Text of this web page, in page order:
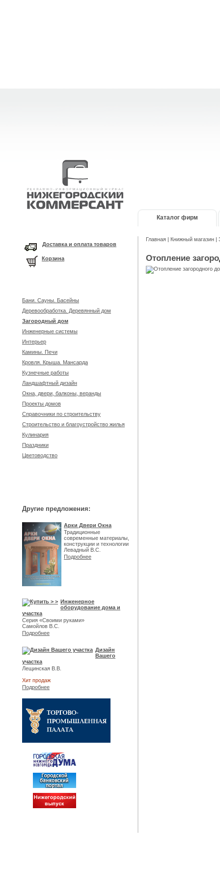
Каталог фирм
Доставка и оплата товаров
Корзина
Бани. Сауны. Басейны
Деревообработка. Деревянный дом
Загородный дом
Инженерные системы
Интерьер
Камины. Печи
Кровля. Крыша. Мансарда
Кузнечные работы
Ландшафтный дизайн
Окна, двери, балконы, веранды
Проекты домов
Справочники по строительству
Строительство и благоустройство жилья
Кулинария
Праздники
Цветоводство
Другие предложения:
Арки Двери Окна
Традиционные
современные материалы,
конструкции и технологии
Левадный В.С.
Подробнее
Инженерное
оборудование дома и
участка
Серия «Своими руками»
Самойлов В.С.
Подробнее
Дизайн
Вашего
участка
Лещинская В.В.
Хит продаж
Подробнее
Главная | Книжный магазин |
Отопление